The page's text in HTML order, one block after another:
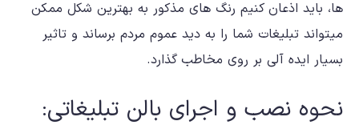
ها، باید اذعان کنیم رنگ های مذکور به بهترین شکل ممکن
میتواند تبلیغات شما را به دید عموم مردم برساند و تاثیر
بسیار ایده آلی بر روی مخاطب گذارد.
نحوه نصب و اجرای بالن تبلیغاتی: